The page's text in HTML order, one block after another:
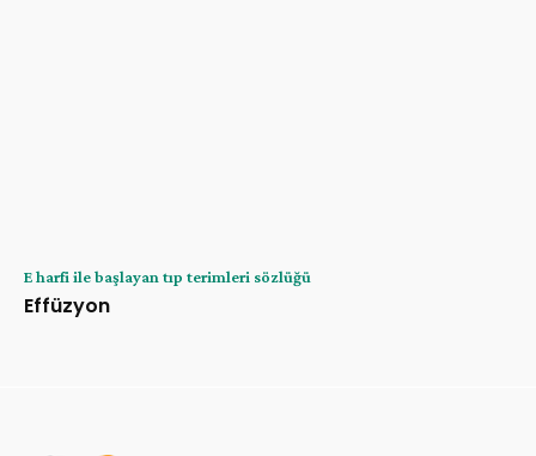
E harfi ile başlayan tıp terimleri sözlüğü
Effüzyon